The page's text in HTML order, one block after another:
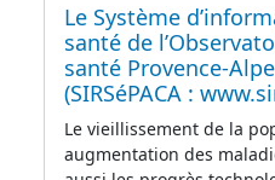
Le Système
santé de
santé Provence-
(SIRSéPACA :
Le vieillissement de la
augmentation des